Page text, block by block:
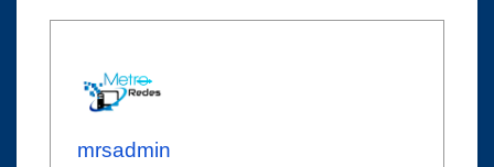
mrsadmin